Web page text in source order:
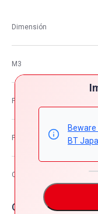
Beware
BT
Dimensión
M3
Peso del vehículo
Peso bruto del vehículo
Capacidad de carga
Opciones de coche